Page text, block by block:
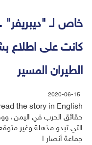
خاص لـ "ديبريفر"
كانت على اطلاع
الطيران المسير
2020-06-15
حقائق الحرب في اليمن،
التي تبدو مذهلة وغير
جماعة أنصار ا